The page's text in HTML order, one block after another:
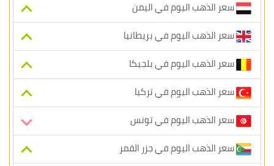
سعر الذهب اليوم في اليمن
سعر الذهب اليوم في بريطانيا
سعر الذهب اليوم في بلجيكا
سعر الذهب اليوم في تركيا
سعر الذهب اليوم في تونس
سعر الذهب اليوم في جزر القمر